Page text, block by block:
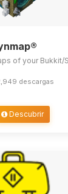
of your Bukkit/
descargas
Descubrir